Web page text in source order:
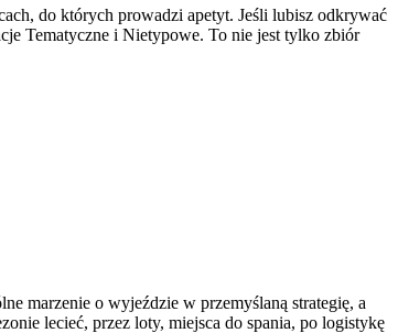
do których prowadzi apetyt. Jeśli lubisz odkrywać
Tematyczne i Nietypowe. To nie jest tylko zbiór
marzenie o wyjeździe w przemyślaną strategię, a
lecieć, przez loty, miejsca do spania, po logistykę